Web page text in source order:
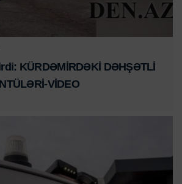
KÜRDƏMİRDƏKİ DƏHŞƏTLİ
VİDEO